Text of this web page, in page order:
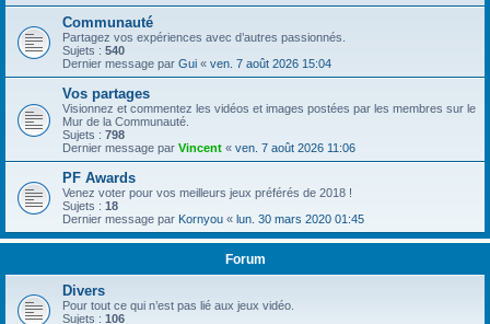
Communauté
Partagez vos expériences avec d’autres passionnés.
Sujets : 540
Dernier message par Gui « ven. 7 août 2026 15:04
Vos partages
Visionnez et commentez les vidéos et images postées par les membres sur le
Mur de la Communauté.
Sujets : 798
Dernier message par Vincent « ven. 7 août 2026 11:06
PF Awards
Venez voter pour vos meilleurs jeux préférés de 2018 !
Sujets : 18
Dernier message par Kornyou « lun. 30 mars 2020 01:45
Forum
Divers
Pour tout ce qui n’est pas lié aux jeux vidéo.
Sujets : 106